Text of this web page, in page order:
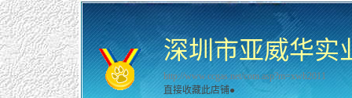
深圳市亚威华实
http://www.ccgas.net/com.asp?m=xwh2011
直接收藏此店铺●